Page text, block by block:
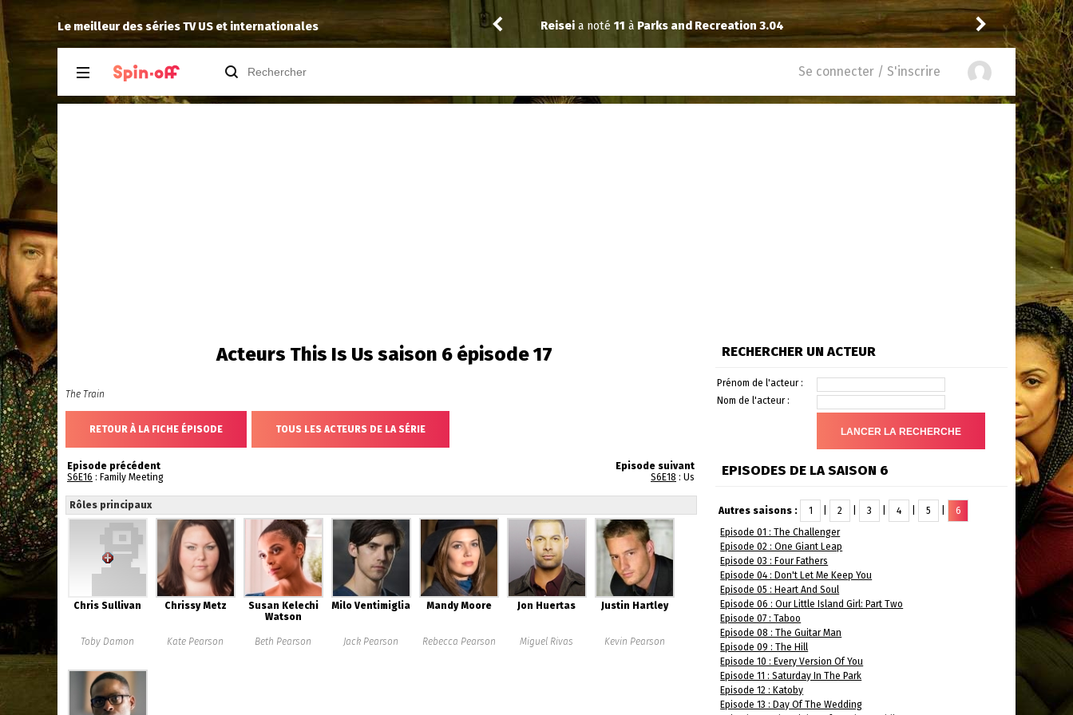
Le meilleur des séries TV US et internationales
The Dudea noté11àSilo 3.01 Reisei a noté 11 à Parks and Recreation 3.04 Drannocka noté13à
Se connecter / S'inscrire
Acteurs This Is Us saison 6 épisode 17
The Train
RETOUR À LA FICHE ÉPISODE TOUS LES ACTEURS DE LA SÉRIE
Episode précédent
S6E16 : Family Meeting
Episode suivant
S6E18 : Us
Rôles principaux
Chris Sullivan
Toby Damon
Chrissy Metz
Kate Pearson
Susan Kelechi
Watson
Beth Pearson
Milo Ventimiglia
Jack Pearson
Mandy Moore
Rebecca Pearson
Jon Huertas
Miguel Rivas
Justin Hartley
Kevin Pearson
RECHERCHER UN ACTEUR
Prénom de l'acteur :
Nom de l'acteur :
EPISODES DE LA SAISON 6
Autres saisons : 1 2 3 4 5
6
Episode 01 : The Challenger
Episode 02 : One Giant Leap
Episode 03 : Four Fathers
Episode 04 : Don't Let Me Keep You
Episode 05 : Heart And Soul
Episode 06 : Our Little Island Girl: Part Two
Episode 07 : Taboo
Episode 08 : The Guitar Man
Episode 09 : The Hill
Episode 10 : Every Version Of You
Episode 11 : Saturday In The Park
Episode 12 : Katoby
Episode 13 : Day Of The Wedding